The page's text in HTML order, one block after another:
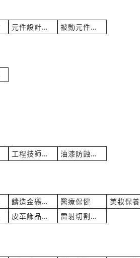
元件設計研發 被動元件半導體
工程技師顧問 油漆防蝕工程
鑄造金礦模具加工 醫療保健
美妝保養
皮革飾品配件 雷射切割鑽孔